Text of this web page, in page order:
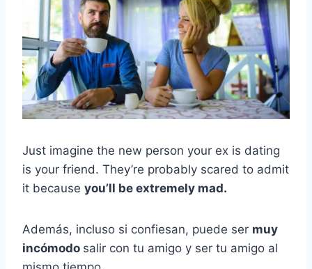
Just imagine the new person your ex is dating
is your friend. They’re probably scared to admit
it because you’ll be extremely mad.
Además, incluso si confiesan, puede ser muy
incómodo salir con tu amigo y ser tu amigo al